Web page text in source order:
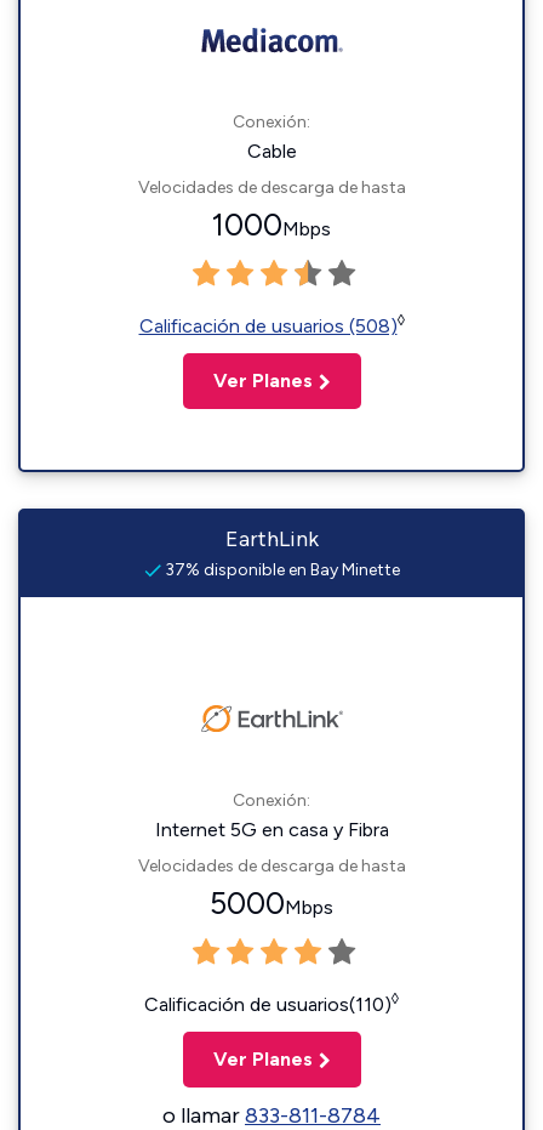
Conexión:
Cable
Velocidades de descarga de hasta
1000Mbps
Calificación de usuarios (508)◊
Ver Planes
EarthLink
37% disponible en Bay Minette
Conexión:
Internet 5G en casa y Fibra
Velocidades de descarga de hasta
5000Mbps
Calificación de usuarios(110)◊
Ver Planes
o llamar833-811-8784